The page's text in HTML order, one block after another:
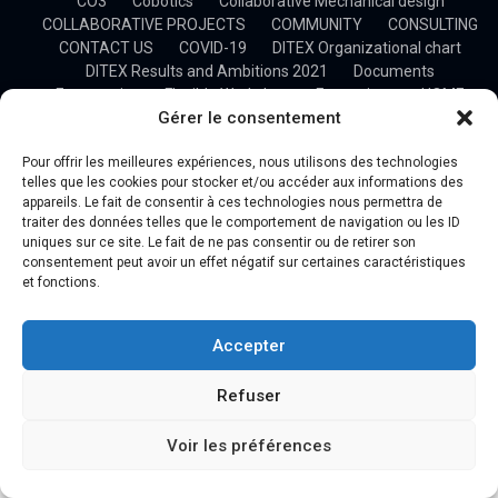
Gérer le consentement
Pour offrir les meilleures expériences, nous utilisons des technologies
telles que les cookies pour stocker et/ou accéder aux informations des
appareils. Le fait de consentir à ces technologies nous permettra de
traiter des données telles que le comportement de navigation ou les ID
uniques sur ce site. Le fait de ne pas consentir ou de retirer son
consentement peut avoir un effet négatif sur certaines caractéristiques
et fonctions.
Accepter
Refuser
Voir les préférences
COLLABORATIVE PROJECTS
COMMUNITY
CONSULTING
CONTACT US
COVID-19
DITEX Organizational chart
DITEX Results and Ambitions 2021
Documents
Ergonomics
Flexible Workshop Formations
HOME
HOSTED SOLUTION
Industry 4.0
OUR BUSINESS
OUR CLIENTS
OUR MISSIONS
OUR PARTNERS
OUR TEAM Plan du site
PRESS
PROFESSIONAL TRAINING
Project Management
Projects
Research
SIM4.0
Stage – Développement d’une plateforme de gestion d’un
VIDEOS
WHY DITEX